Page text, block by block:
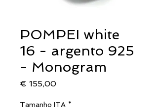
POMPEI white
16 - argento 925
- Monogram
€ 155,00Preço
Tamanho ITA *